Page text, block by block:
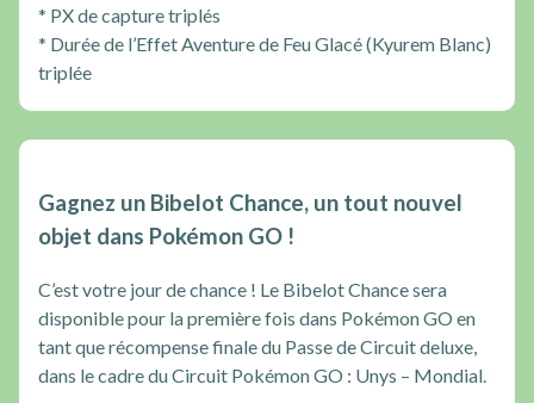
* PX de capture triplés
* Durée de l’Effet Aventure de Feu Glacé (Kyurem Blanc)
triplée
Gagnez un Bibelot Chance, un tout nouvel
objet dans Pokémon GO !
C’est votre jour de chance ! Le Bibelot Chance sera
disponible pour la première fois dans Pokémon GO en
tant que récompense finale du Passe de Circuit deluxe,
dans le cadre du Circuit Pokémon GO : Unys – Mondial.